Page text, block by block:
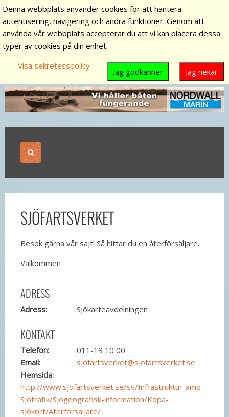
SJÖFARTSVERKET
Besök gärna vår sajt! Så hittar du en återförsäljare.
Välkommen
ADRESS
Adress: Sjökarteavdelningen
KONTAKT
Telefon:
011-19 10 00
Email:
sjofartsverket@sjofartsverket.se
Hemsida:
http://www.sjofartsverket.se/sv/Infrastruktur-amp-
Sjotrafik/Sjogeografisk-information/Kopa-
sjokort/Aterforsaljare/
Denna webbplats använder cookies för att hantera
autentisering, navigering och andra funktioner. Genom att
använda vår webbplats accepterar du att vi kan placera dessa
typer av cookies på din enhet.
Visa sekretesspolicy
Jag nekar
Jag godkänner